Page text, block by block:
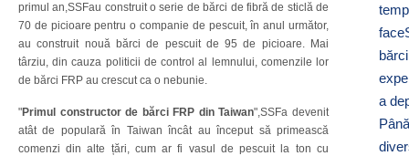
primul an,SSFau construit o serie de bărci de fibră de sticlă de
70 de picioare pentru o companie de pescuit, în anul următor,
au construit nouă bărci de pescuit de 95 de picioare. Mai
târziu, din cauza politicii de control al lemnului, comenzile lor
de bărci FRP au crescut ca o nebunie.
"Primul constructor de bărci FRP din Taiwan",SSFa devenit
atât de populară în Taiwan încât au început să primească
comenzi din alte țări, cum ar fi vasul de pescuit la ton cu
a